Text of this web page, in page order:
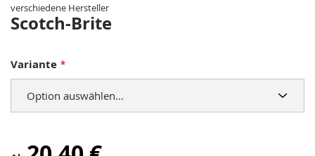
Bildergalerie
springen
verschiedene Hersteller
Scotch-Brite
Variante